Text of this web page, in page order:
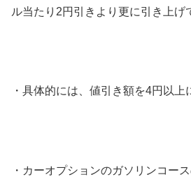
ル当たり2円引きより更に引き上げ
・具体的には、値引き額を4円以上
・カーオプションのガソリンコー